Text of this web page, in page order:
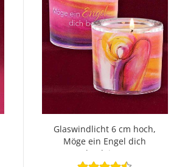
Glaswindlicht 6 cm hoch,
Möge ein Engel dich
begleiten